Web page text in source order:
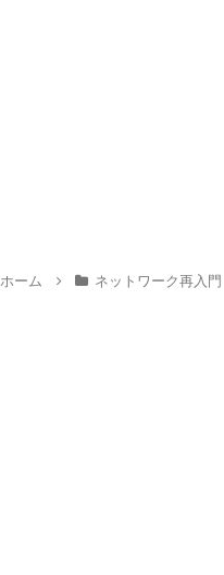
ホーム ネットワーク再入門